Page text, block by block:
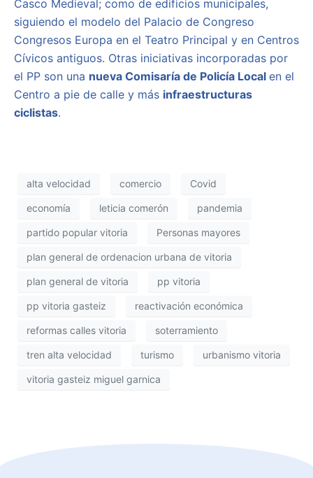
Casco Medieval; como de edificios municipales,
siguiendo el modelo del Palacio de Congreso
Congresos Europa en el Teatro Principal y en Centros
Cívicos antiguos. Otras iniciativas incorporadas por
el PP son una nueva Comisaría de Policía Local en el
Centro a pie de calle y más infraestructuras
ciclistas.
alta velocidad comercio Covid
economía leticia comerón pandemia
partido popular vitoria Personas mayores
plan general de ordenacion urbana de vitoria
plan general de vitoria pp vitoria
pp vitoria gasteiz reactivación económica
reformas calles vitoria soterramiento
tren alta velocidad turismo urbanismo vitoria
vitoria gasteiz miguel garnica